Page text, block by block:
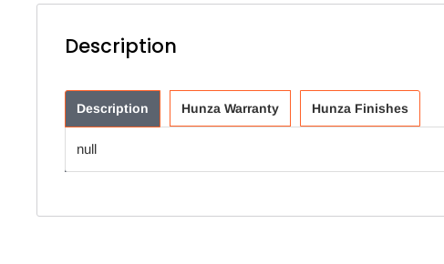
Description
Description Hunza Warranty Hunza Finishes
null